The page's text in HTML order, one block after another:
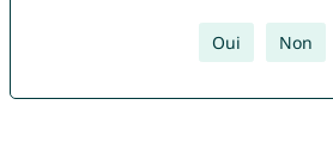
Oui Non